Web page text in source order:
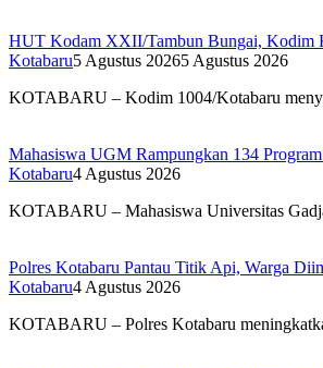
HUT Kodam XXII/Tambun Bungai, Kodim
Kotabaru5 Agustus 20265 Agustus 2026
KOTABARU – Kodim 1004/Kotabaru
Mahasiswa UGM Rampungkan 134
Kotabaru4 Agustus 2026
KOTABARU – Mahasiswa Universitas
Polres Kotabaru Pantau Titik Api, Warga
Kotabaru4 Agustus 2026
KOTABARU – Polres Kotabaru